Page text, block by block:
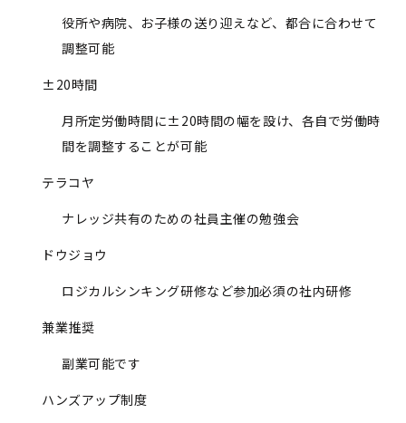
役所や病院、お子様の送り迎えなど、都合に合わせて
調整可能
±20時間
月所定労働時間に±20時間の幅を設け、各自で労働時
間を調整することが可能
テラコヤ
ナレッジ共有のための社員主催の勉強会
ドウジョウ
ロジカルシンキング研修など参加必須の社内研修
兼業推奨
副業可能です
ハンズアップ制度